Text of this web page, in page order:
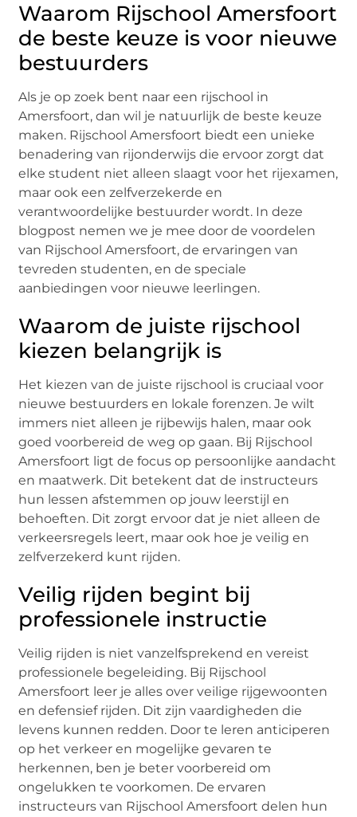
Waarom Rijschool Amersfoort
de beste keuze is voor nieuwe
bestuurders
Als je op zoek bent naar een rijschool in
Amersfoort, dan wil je natuurlijk de beste keuze
maken. Rijschool Amersfoort biedt een unieke
benadering van rijonderwijs die ervoor zorgt dat
elke student niet alleen slaagt voor het rijexamen,
maar ook een zelfverzekerde en
verantwoordelijke bestuurder wordt. In deze
blogpost nemen we je mee door de voordelen
van Rijschool Amersfoort, de ervaringen van
tevreden studenten, en de speciale
aanbiedingen voor nieuwe leerlingen.
Waarom de juiste rijschool
kiezen belangrijk is
Het kiezen van de juiste rijschool is cruciaal voor
nieuwe bestuurders en lokale forenzen. Je wilt
immers niet alleen je rijbewijs halen, maar ook
goed voorbereid de weg op gaan. Bij Rijschool
Amersfoort ligt de focus op persoonlijke aandacht
en maatwerk. Dit betekent dat de instructeurs
hun lessen afstemmen op jouw leerstijl en
behoeften. Dit zorgt ervoor dat je niet alleen de
verkeersregels leert, maar ook hoe je veilig en
zelfverzekerd kunt rijden.
Veilig rijden begint bij
professionele instructie
Veilig rijden is niet vanzelfsprekend en vereist
professionele begeleiding. Bij Rijschool
Amersfoort leer je alles over veilige rijgewoonten
en defensief rijden. Dit zijn vaardigheden die
levens kunnen redden. Door te leren anticiperen
op het verkeer en mogelijke gevaren te
herkennen, ben je beter voorbereid om
ongelukken te voorkomen. De ervaren
instructeurs van Rijschool Amersfoort delen hun